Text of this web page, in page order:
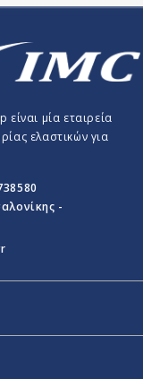
είναι μία εταιρεία
ελαστικών για
-